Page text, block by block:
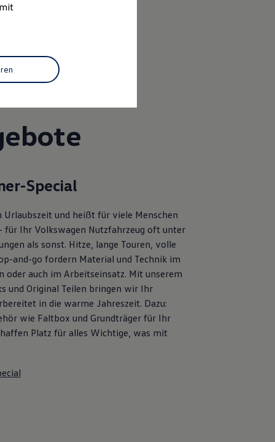
Special
Urlaubszeit und heißt für viele Menschen
für Ihr Volkswagen Nutzfahrzeug oft unter
als sonst. Hitze, lange Touren, volle
and-go fordern Material und Technik im
oder auch im Arbeitseinsatz. Mit unserem
und Original Teilen bringen wir Ihr
in die warme Jahreszeit. Dazu:
wie Faltbox und Grundträger für Ihr
Platz für alles Wichtige, was mit